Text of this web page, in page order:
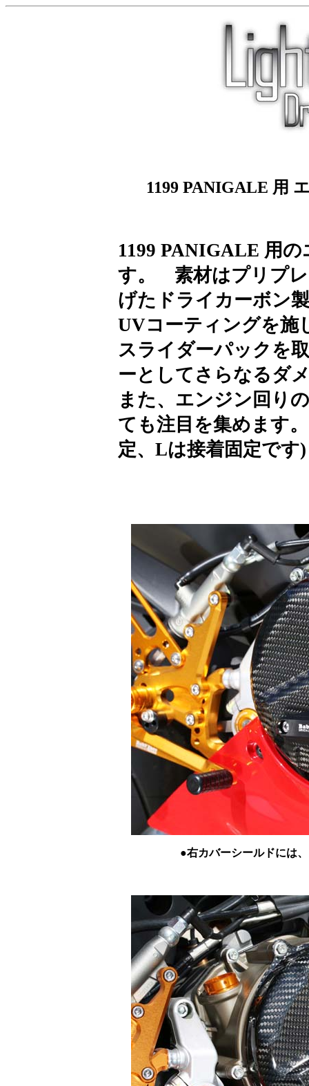
1199 PANIGALE 用
1199 PANIGALE 用
す。 素材はプリプレ
げたドライカーボン
UVコーティングを
スライダーパックを
ーとしてさらなるダ
また、エンジン回り
ても注目を集めます
定、Lは接着固定です)
●右カバーシールドには